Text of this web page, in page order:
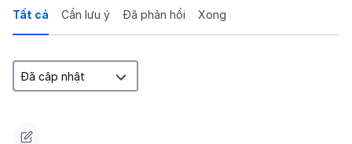
Tất cả Cần lưu ý Đã phản hồi Xong